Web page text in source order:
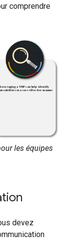
comprendre
les équipes
devez